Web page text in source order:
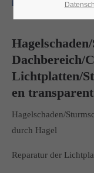
Dachbereich/
Lichtplatten/
en transparent
Hagelschaden/
durch Hagel
Reparatur der